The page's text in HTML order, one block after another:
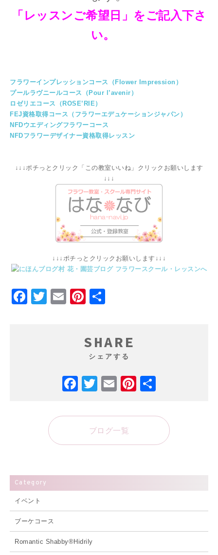
「レッスンご希望日」をご記入下さ
い。
フラワーインプレッションコース（Flower Impression）
プールラヴニールコース（Pour l’avenir）
ロゼリエコース（ROSE’RIE）
FEJ資格取得コース（フラワーエデュケーションジャパン）
NFDウエディングフラワーコース
NFDフラワーデザイナー資格取得レッスン
↓↓↓ポチっとクリック「この教室いいね」クリックお願いします
↓↓↓
↓↓↓ポチっとクリックお願いします↓↓↓
Facebook
Twitter
EmailPinterest
SHARE
シェアする
Facebook
Twitter
EmailPinterest
ブログ一覧
Category
イベント
ブーケコース
Romantic Shabby®Hidrily